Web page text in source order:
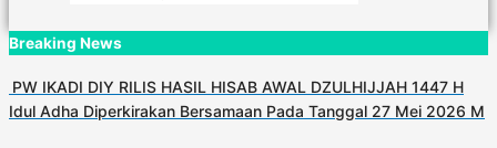
Breaking News
PW IKADI DIY RILIS HASIL HISAB AWAL DZULHIJJAH 1447 H
Idul Adha Diperkirakan Bersamaan Pada Tanggal 27 Mei 2026 M